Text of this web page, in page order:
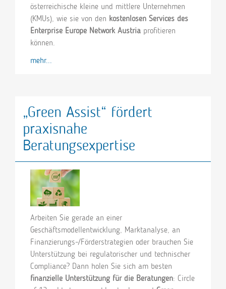
österreichische kleine und mittlere Unternehmen
(KMUs), wie sie von den kostenlosen Services des
Enterprise Europe Network Austria profitieren
können.
mehr...
„Green Assist“ fördert
praxisnahe
Beratungsexpertise
Arbeiten Sie gerade an einer
Geschäftsmodellentwicklung, Marktanalyse, an
Finanzierungs‑/Förderstrategien oder brauchen Sie
Unterstützung bei regulatorischer und technischer
Compliance? Dann holen Sie sich am besten
finanzielle Unterstützung für die Beratungen: Circle